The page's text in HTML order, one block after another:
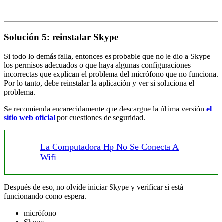
Solución 5: reinstalar Skype
Si todo lo demás falla, entonces es probable que no le dio a Skype
los permisos adecuados o que haya algunas configuraciones
incorrectas que explican el problema del micrófono que no funciona.
Por lo tanto, debe reinstalar la aplicación y ver si soluciona el
problema.
Se recomienda encarecidamente que descargue la última versión el
sitio web oficial por cuestiones de seguridad.
La Computadora Hp No Se Conecta A
Wifi
Después de eso, no olvide iniciar Skype y verificar si está
funcionando como espera.
micrófono